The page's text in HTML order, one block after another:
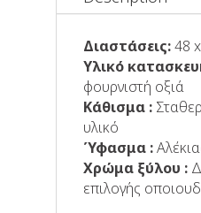
Διαστάσεις:48
Υλικό
φουρνιστή οξιά
Κάθισμα :
υλικό
Ύφασμα :
Χρώμα ξύλου :
επιλογής